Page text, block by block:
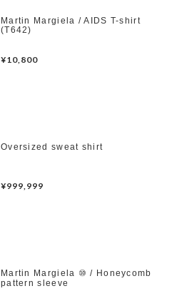
Martin Margiela / AIDS T-shirt
(T642)
¥10,800
Oversized sweat shirt
¥999,999
Martin Margiela ⑩ / Honeycomb
pattern sleeve